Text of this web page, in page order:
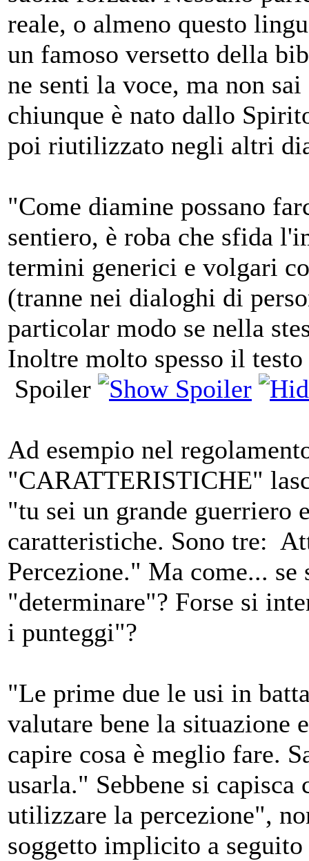
reale, o almeno questo
un famoso versetto della
ne senti la voce, ma non sai
chiunque è nato dallo
poi riutilizzato negli altri
"Come diamine possano
sentiero, è roba che sfida
termini generici e volgari
(tranne nei dialoghi di
particolar modo se nella
Inoltre molto spesso il
Spoiler
Ad esempio nel
"CARATTERISTICHE"
"tu sei un grande guerriero
caratteristiche. Sono tre:
Percezione." Ma come...
"determinare"? Forse si
i punteggi"?
"Le prime due le usi in
valutare bene la situazione
capire cosa è meglio fare.
usarla." Sebbene si
utilizzare la percezione",
soggetto implicito a